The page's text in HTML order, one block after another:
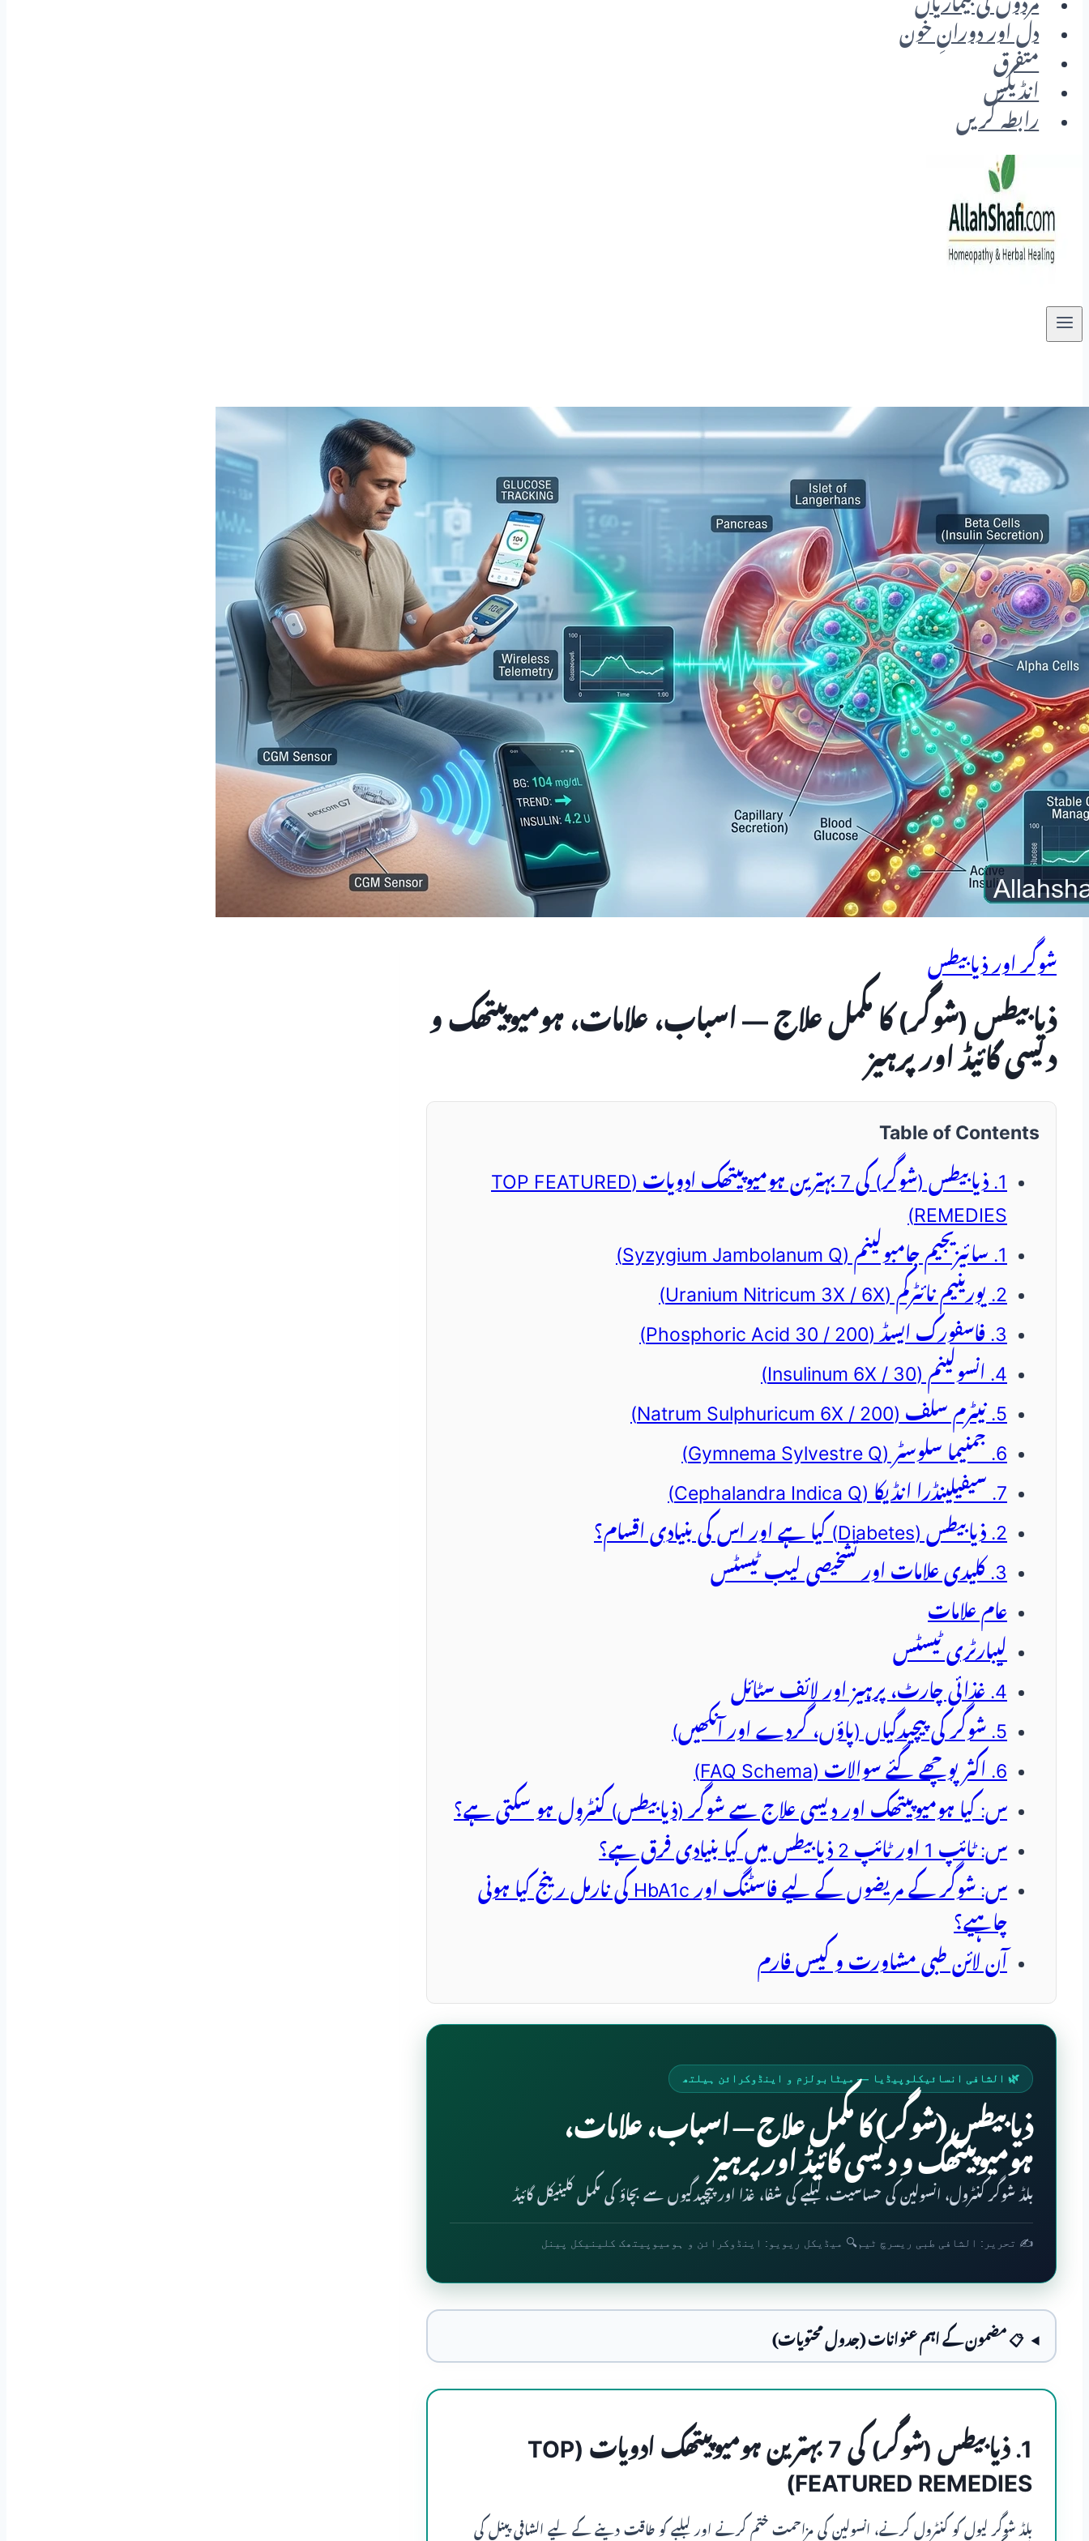
مردوں کی بیماریاں
دل اور دورانِ خون
متفرق
انڈیکس
رابطہ کریں
شوگر اور ذیابیطس
ذیابیطس (شوگر) کا مکمل علاج — اسباب، علامات، ہومیوپیتھک و
دیسی گائیڈ اور پرہیز
Table of Contents
1. ذیابیطس (شوگر) کی 7 بہترین ہومیوپیتھک ادویات (TOP FEATURED
REMEDIES)
1. سائیزیجیم جامبولینم (Syzygium Jambolanum Q)
2. یورینیم نائٹرکم (Uranium Nitricum 3X / 6X)
3. فاسفورک ایسڈ (Phosphoric Acid 30 / 200)
4. انسولینم (Insulinum 6X / 30)
5. نیٹرم سلف (Natrum Sulphuricum 6X / 200)
6. جمنیما سلوسٹر (Gymnema Sylvestre Q)
7. سیفیلینڈرا انڈیکا (Cephalandra Indica Q)
2. ذیابیطس (Diabetes) کیا ہے اور اس کی بنیادی اقسام؟
3. کلیدی علامات اور تشخیصی لیب ٹیسٹس
عام علامات
لیبارٹری ٹیسٹس
4. غذائی چارٹ، پرہیز اور لائف سٹائل
5. شوگر کی پیچیدگیاں (پاؤں، گردے اور آنکھیں)
6. اکثر پوچھے گئے سوالات (FAQ Schema)
س: کیا ہومیوپیتھک اور دیسی علاج سے شوگر (ذیابیطس) کنٹرول ہو سکتی ہے؟
س: ٹائپ 1 اور ٹائپ 2 ذیابیطس میں کیا بنیادی فرق ہے؟
س: شوگر کے مریضوں کے لیے فاسٹنگ اور HbA1c کی نارمل رینج کیا ہونی
چاہیے؟
آن لائن طبی مشاورت و کیس فارم
🌿 الشافی انسائیکلوپیڈیا — میٹابولزم و اینڈوکرائن ہیلتھ
ذیابیطس (شوگر) کا مکمل علاج — اسباب، علامات،
ہومیوپیتھک و دیسی گائیڈ اور پرہیز
بلڈ شوگر کنٹرول، انسولین کی حساسیت، لبلبے کی شفا، غذا اور پیچیدگیوں سے بچاؤ کی مکمل کلینیکل گائیڈ
✍️ تحریر: الشافی طبی ریسرچ ٹیم🔍 میڈیکل ریویو: اینڈوکرائن و ہومیوپیتھک کلینیکل پینل
📋 مضمون کے اہم عنوانات (جدول محتویات)
1. ذیابیطس (شوگر) کی 7 بہترین ہومیوپیتھک ادویات (TOP
FEATURED REMEDIES)
بلڈ شوگر لیول کو کنٹرول کرنے، انسولین کی مزاحمت ختم کرنے اور لبلبے کو طاقت دینے کے لیے الشافی پینل کی